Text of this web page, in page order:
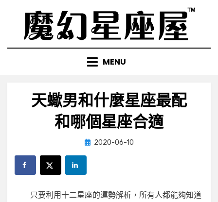
content
MENU
天蠍男和什麼星座最配
和哪個星座合適
by小編
Posted
2020-06-10
只要利用十二星座的運勢解析，所有人都能夠知道